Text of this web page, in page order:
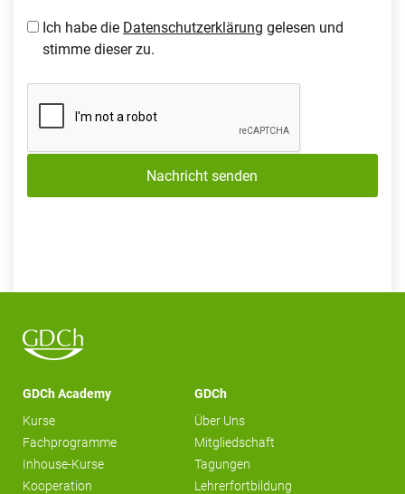
Ich habe die Datenschutzerklärung gelesen und
stimme dieser zu.
Nachricht senden
GDCh Academy
Kurse
Fachprogramme
Inhouse-Kurse
Kooperation
GDCh
Über Uns
Mitgliedschaft
Tagungen
Lehrerfortbildung